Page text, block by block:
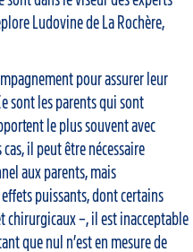
Ludovine de La Rochère,
pour assurer leur
sont les parents qui sont
le plus souvent avec
il peut être nécessaire
aux parents, mais
puissants, dont certains
chirurgicaux –, il est inacceptable
que nul n’est en mesure de